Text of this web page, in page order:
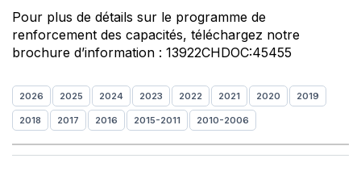
Pour plus de détails sur le programme de
renforcement des capacités, téléchargez notre
brochure d’information : 13922CHDOC:45455
2026 2025 2024 2023 2022 2021 2020 2019
2018 2017 2016 2015-2011 2010-2006